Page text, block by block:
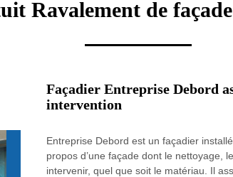
Ravalement de
Façadier Entreprise Debord
intervention
Entreprise Debord est un façadier
propos d’une façade dont le nettoyage,
intervenir, quel que soit le matériau. Il